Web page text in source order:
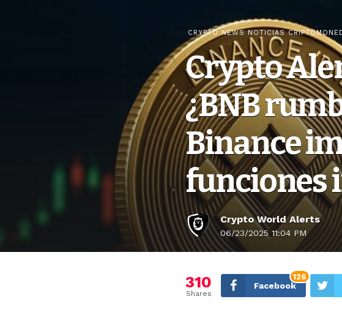
CRYPTO NEWS NOTICIAS
Crypto
¿BNB
Binance
funciones
Crypto World Alerts
06/23/2025 11:04 PM
310
Shares
Facebook
126